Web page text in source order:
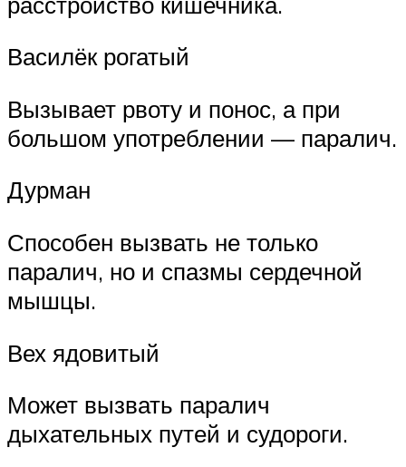
Василёк рогатый
Вызывает рвоту и понос, а при
большом употреблении — паралич.
Дурман
Способен вызвать не только
паралич, но и спазмы сердечной
мышцы.
Вех ядовитый
Может вызвать паралич
дыхательных путей и судороги.